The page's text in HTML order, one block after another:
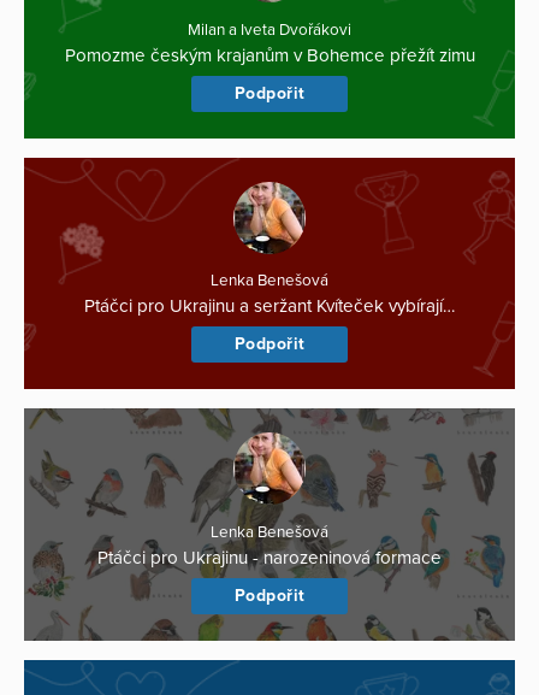
Milan a Iveta Dvořákovi
Pomozme českým krajanům v Bohemce přežít zimu
Podpořit
Lenka Benešová
Ptáčci pro Ukrajinu a seržant Kvíteček vybírají…
Podpořit
Lenka Benešová
Ptáčci pro Ukrajinu - narozeninová formace
Podpořit